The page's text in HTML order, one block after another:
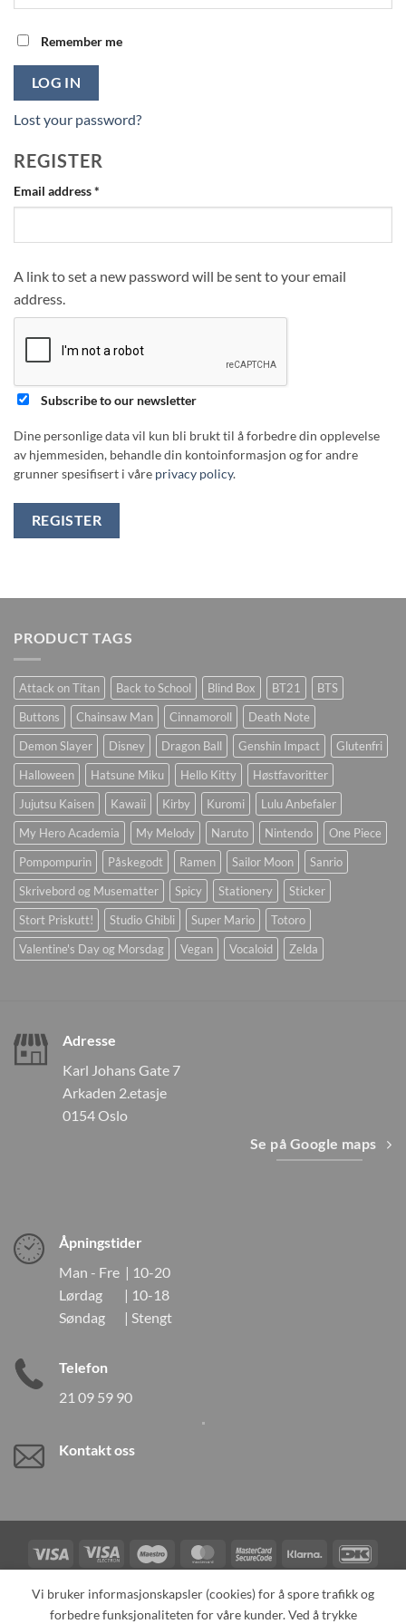
Remember me
LOG IN
Lost your password?
REGISTER
Email address*
A link to set a new password will be sent to your email
address.
Subscribe to our newsletter
Dine personlige data vil kun bli brukt til å forbedre din opplevelse
av hjemmesiden, behandle din kontoinformasjon og for andre
grunner spesifisert i våre privacy policy.
REGISTER
PRODUCT TAGS
Attack on Titan Back to School Blind Box BT21
BTS
Buttons
Chainsaw Man Cinnamoroll
Death Note
Demon Slayer
Disney Dragon Ball Genshin Impact
Glutenfri
Halloween
Hatsune Miku Hello Kitty
Høstfavoritter
Jujutsu Kaisen
Kawaii Kirby Kuromi
Lulu Anbefaler
My Hero Academia
My Melody Naruto Nintendo
One Piece
Pompompurin
Påskegodt Ramen Sailor Moon
Sanrio
Skrivebord og Musematter
Spicy Stationery
Sticker
Stort Priskutt!
Studio Ghibli Super Mario
Totoro
Valentine's Day og Morsdag
Vegan Vocaloid Zelda
Adresse
Karl Johans Gate 7
Arkaden 2.etasje
0154 Oslo
Se på Google maps
Åpningstider
Man - Fre | 10-20
Lørdag | 10-18
Søndag | Stengt
Telefon
21 09 59 90
Kontakt oss
Visa
Visa
Electron
Maestro MasterCardMasterCard
2
Klarna
Card
TILBAKEKALLINGER KONTAKT OSS OM OSS
Vi bruker informasjonskapsler (cookies) for å spore trafikk og
forbedre funksjonaliteten for våre kunder. Ved å trykke